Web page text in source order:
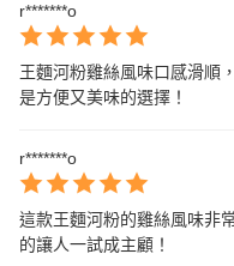
r*******o
王麵河粉雞絲風味口感滑順
是方便又美味的選擇！
r*******o
這款王麵河粉的雞絲風味非
的讓人一試成主顧！